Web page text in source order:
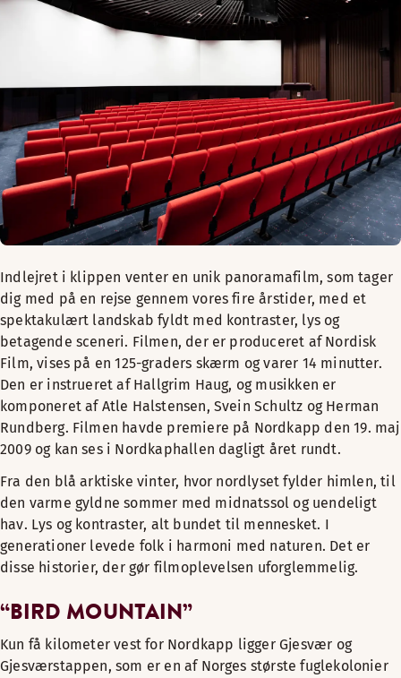
Indlejret i klippen venter en unik panoramafilm, som tager
dig med på en rejse gennem vores fire årstider, med et
spektakulært landskab fyldt med kontraster, lys og
betagende sceneri. Filmen, der er produceret af Nordisk
Film, vises på en 125-graders skærm og varer 14 minutter.
Den er instrueret af Hallgrim Haug, og musikken er
komponeret af Atle Halstensen, Svein Schultz og Herman
Rundberg. Filmen havde premiere på Nordkapp den 19. maj
2009 og kan ses i Nordkaphallen dagligt året rundt.
Fra den blå arktiske vinter, hvor nordlyset fylder himlen, til
den varme gyldne sommer med midnatssol og uendeligt
hav. Lys og kontraster, alt bundet til mennesket. I
generationer levede folk i harmoni med naturen. Det er
disse historier, der gør filmoplevelsen uforglemmelig.
“BIRD MOUNTAIN”
Kun få kilometer vest for Nordkapp ligger Gjesvær og
Gjesværstappen, som er en af Norges største fuglekolonier